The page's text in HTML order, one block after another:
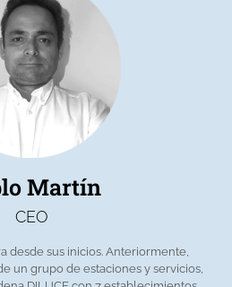
Martín
CEO
desde sus inicios. Anteriormente,
un grupo de estaciones y servicios,